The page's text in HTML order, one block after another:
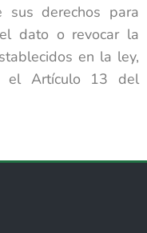
derechos para
dato o revocar la
en la ley,
el Artículo 13 del